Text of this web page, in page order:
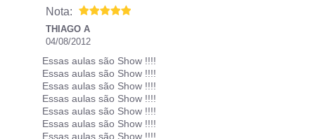
Nota:
THIAGO A
04/08/2012
Essas aulas são Show !!!!
Essas aulas são Show !!!!
Essas aulas são Show !!!!
Essas aulas são Show !!!!
Essas aulas são Show !!!!
Essas aulas são Show !!!!
Essas aulas são Show !!!!